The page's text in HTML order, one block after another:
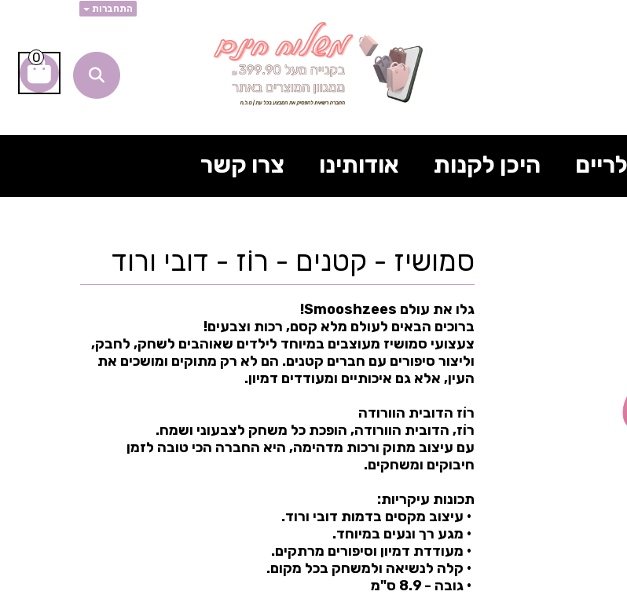
התחברות
0
היכן לקנות אודותינו צרו קשר
סמושיז - קטנים - רוֹז - דובי ורוד
גלו את עולם Smooshzees!
ברוכים הבאים לעולם מלא קסם, רכות וצבעים!
צעצועי סמושיז מעוצבים במיוחד לילדים שאוהבים לשחק, לחבק,
וליצור סיפורים עם חברים קטנים. הם לא רק מתוקים ומושכים את
העין, אלא גם איכותיים ומעודדים דמיון.
רוֹז הדובית הוורודה
רוֹז, הדובית הוורודה, הופכת כל משחק לצבעוני ושמח.
עם עיצוב מתוק ורכות מדהימה, היא החברה הכי טובה לזמן
חיבוקים ומשחקים.
תכונות עיקריות:
• עיצוב מקסים בדמות דובי ורוד.
• מגע רך ונעים במיוחד.
• מעודדת דמיון וסיפורים מרתקים.
• קלה לנשיאה ולמשחק בכל מקום.
• גובה - 8.9 ס"מ